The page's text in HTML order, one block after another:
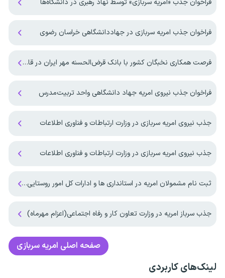
فراخوان جذب «امریه سربازی» توسط نهاد رهبری در دانشگاه‌ها
فراخوان جذب امریه سربازی در جهاددانشگاهی خراسان رضوی
فرصت همکاری نخبگان کشور با بانک قرض‌الحسنه مهر ایران در قالب طرح جایگزین خدمت سربازی
فراخوان جذب نیروی امریه جهاد دانشگاهی واحد تربیت‌مدرس
جذب نیروی امریه سربازی در وزارت ارتباطات و فناوری اطلاعات
جذب نیروی امریه سربازی در وزارت ارتباطات و فناوری اطلاعات
ثبت نام مشمولان امریه در استانداری ها و ادارات کل امور روستایی کشور آغاز شد
جذب سرباز امریه در وزارت تعاون کار و رفاه اجتماعی(اعزام مهرماه)
صفحه اصلی امریه سربازی
لینک‌های کاربردی